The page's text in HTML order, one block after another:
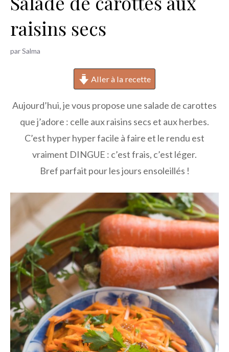
h
raisins secs
parSalma
Aller à la recette
Aujourd’hui, je vous propose une salade de carottes
que j’adore : celle aux raisins secs et aux herbes.
C’est hyper hyper facile à faire et le rendu est
vraiment DINGUE : c’est frais, c’est léger.
Bref parfait pour les jours ensoleillés !